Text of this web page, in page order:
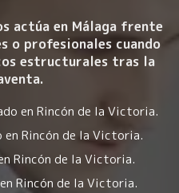
actúa en Málaga frente
o profesionales cuando
estructurales tras la
en Rincón de la Victoria.
Rincón de la Victoria.
Rincón de la Victoria.
Rincón de la Victoria.